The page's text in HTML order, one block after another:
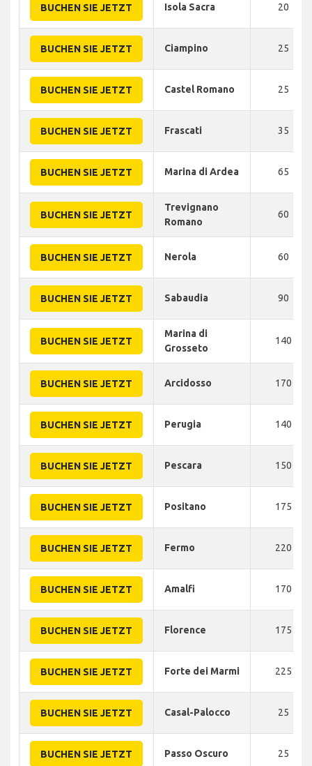
BUCHEN SIE JETZT Isola Sacra 20
BUCHEN SIE JETZT Ciampino 25
BUCHEN SIE JETZT Castel Romano 25
BUCHEN SIE JETZT Frascati 35
BUCHEN SIE JETZT Marina di Ardea 65
BUCHEN SIE JETZT
Trevignano
Romano
60
BUCHEN SIE JETZT Nerola 60
BUCHEN SIE JETZT Sabaudia 90
BUCHEN SIE JETZT
Marina di
Grosseto
140
BUCHEN SIE JETZT Arcidosso 170
BUCHEN SIE JETZT Perugia 140
BUCHEN SIE JETZT Pescara 150
BUCHEN SIE JETZT Positano 175
BUCHEN SIE JETZT Fermo 220
BUCHEN SIE JETZT Amalfi 170
BUCHEN SIE JETZT Florence 175
BUCHEN SIE JETZT Forte dei Marmi 225
BUCHEN SIE JETZT Casal-Palocco 25
BUCHEN SIE JETZT Passo Oscuro 25